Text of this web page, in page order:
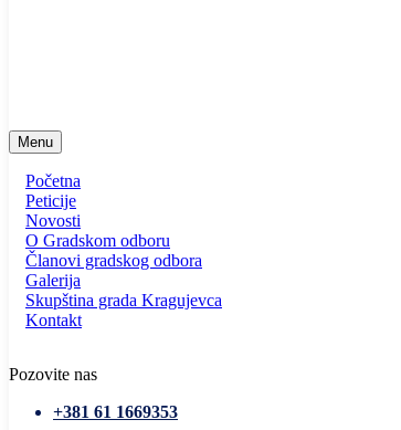
Menu
Početna
Peticije
Novosti
O Gradskom odboru
Članovi gradskog odbora
Galerija
Skupština grada Kragujevca
Kontakt
Pozovite nas
+381 61 1669353